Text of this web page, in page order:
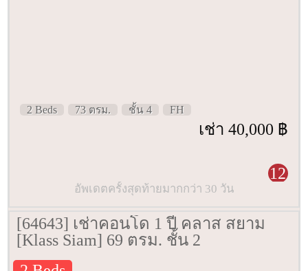
2 Beds 73 ตรม. ชั้น 4 FH
เช่า 40,000 ฿
12
อัพเดตครั้งสุดท้ายมากกว่า 30 วัน
[64643] เช่าคอนโด 1 ปี คลาส สยาม
[Klass Siam] 69 ตรม. ชั้น 2